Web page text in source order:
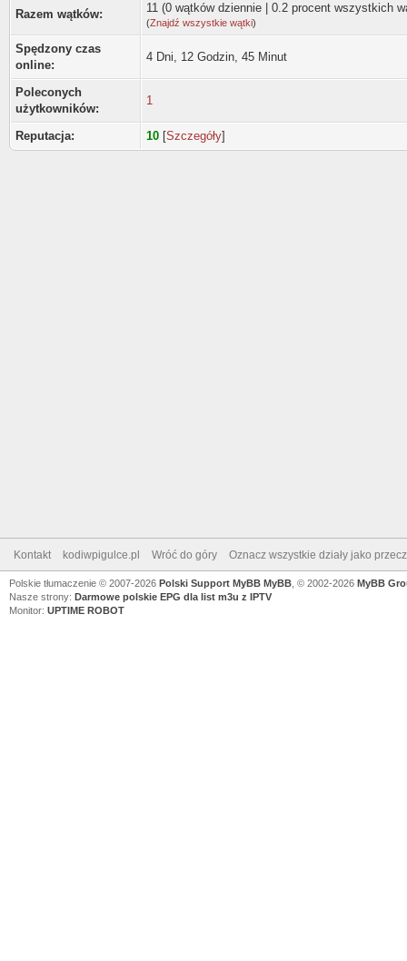
Razem wątków: 11 (0 wątków dziennie | 0.2 procent wszystkich
(Znajdź wszystkie wątki)
Spędzony czas
online:
4 Dni, 12 Godzin, 45 Minut
Poleconych
użytkowników:
1
Reputacja: 10 [Szczegóły]
Kontakt kodiwpigulce.pl Wróć do góry Oznacz wszystkie działy jako
Polskie tłumaczenie © 2007-2026 Polski Support MyBB MyBB , © 2002-2026 MyBB
Nasze strony: Darmowe polskie EPG dla list m3u z IPTV
Monitor: UPTIME ROBOT